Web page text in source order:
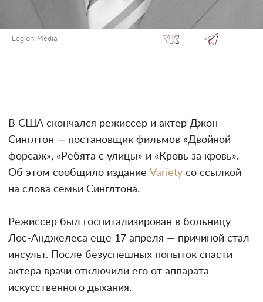
Legion-Media
В США скончался режиссер и актер Джон
Синглтон — постановщик фильмов «Двойной
форсаж», «Ребята с улицы» и «Кровь за кровь».
Об этом сообщило издание Variety со ссылкой
на слова семьи Синглтона.
Режиссер был госпитализирован в больницу
Лос-Анджелеса еще 17 апреля — причиной стал
инсульт. После безуспешных попыток спасти
актера врачи отключили его от аппарата
искусственного дыхания.